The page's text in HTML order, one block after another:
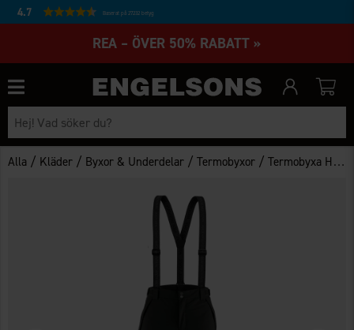
4.7 Baserat på 27232 betyg
REA – ÖVER 50% RABATT »
Alla / Kläder / Byxor & Underdelar /Termobyxor /Termobyxa Himmelfjäll WP Herr